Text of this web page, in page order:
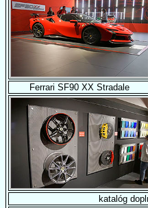
Ferrari SF90 XX Stradale
katalóg